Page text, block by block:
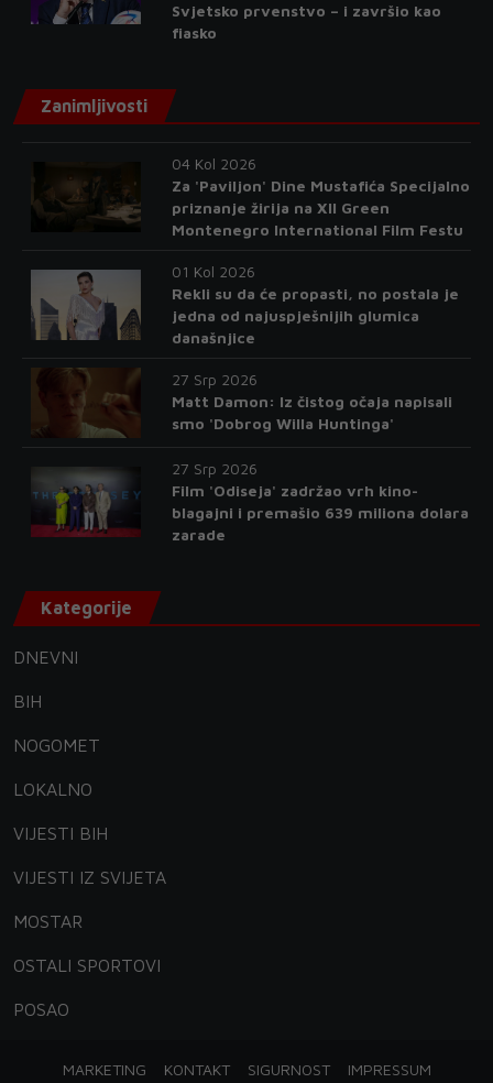
Svjetsko prvenstvo – i završio kao
fiasko
Zanimljivosti
04 Kol 2026
Za 'Paviljon' Dine Mustafića Specijalno
priznanje žirija na XII Green
Montenegro International Film Festu
01 Kol 2026
Rekli su da će propasti, no postala je
jedna od najuspješnijih glumica
današnjice
27 Srp 2026
Matt Damon: Iz čistog očaja napisali
smo 'Dobrog Willa Huntinga'
27 Srp 2026
Film 'Odiseja' zadržao vrh kino-
blagajni i premašio 639 miliona dolara
zarade
Kategorije
DNEVNI
BIH
NOGOMET
LOKALNO
VIJESTI BIH
VIJESTI IZ SVIJETA
MOSTAR
OSTALI SPORTOVI
POSAO
MARKETING KONTAKT SIGURNOST IMPRESSUM